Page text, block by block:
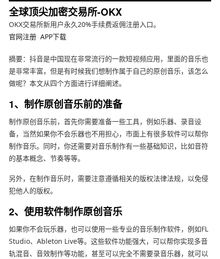
全球顶尖加密交易所-OKX
OKX交易所新用户永久20%手续费返佣注册入口。
官网注册 APP下载
摘要：抖音是中国现在非常流行的一款短视频应用，里面的音乐也
是非常丰富，但是有时候我们想制作属于自己的原创音乐，该怎么
做呢？本文从四个方面进行详细阐述。
1、制作原创音乐前的准备
制作原创音乐前，首先你需要准备一些工具，例如乐器、录音设
备，当然如果你不会乐器也不用担心，市面上有很多软件可以帮你
制作音乐。同时，你还需要对音乐制作有一些基础知识，比如音符
的基本概念、节奏等等。
另外，在制作音乐时，需要注意遵循相关的版权法律法规，以免侵
犯他人的版权。
2、使用软件制作原创音乐
如果你不会玩乐器，也可以使用一些专业的音乐制作软件，例如FL
Studio、Ableton Live等。这些软件功能强大，可以帮你实现多音
轨混音、音效制作等功能，甚至可以完全不需要录音乐器，就可以